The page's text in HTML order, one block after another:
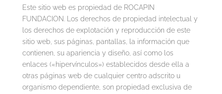
Este sitio web es propiedad de ROCAPIN
FUNDACION. Los derechos de propiedad intelectual y
los derechos de explotación y reproducción de este
sitio web, sus páginas, pantallas, la información que
contienen, su apariencia y diseño, así como los
enlaces («hipervínculos») establecidos desde ella a
otras páginas web de cualquier centro adscrito u
organismo dependiente, son propiedad exclusiva de